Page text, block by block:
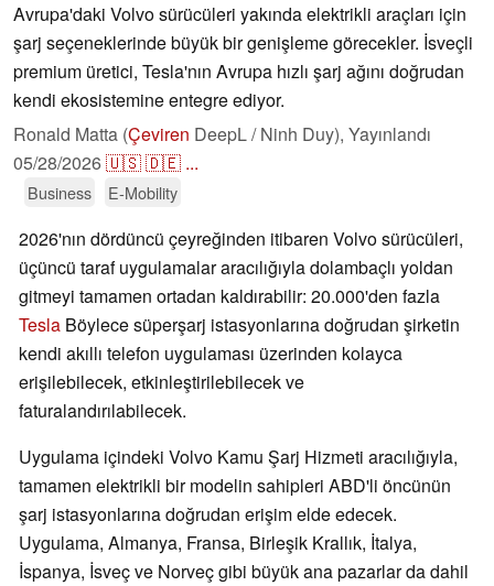
Avrupa'daki Volvo sürücüleri yakında elektrikli araçları için
şarj seçeneklerinde büyük bir genişleme görecekler. İsveçli
premium üretici, Tesla'nın Avrupa hızlı şarj ağını doğrudan
kendi ekosistemine entegre ediyor.
Ronald Matta (Çeviren DeepL / Ninh Duy), Yayınlandı
05/28/2026🇺🇸🇩🇪 ...
Business E-Mobility
2026'nın dördüncü çeyreğinden itibaren Volvo sürücüleri,
üçüncü taraf uygulamalar aracılığıyla dolambaçlı yoldan
gitmeyi tamamen ortadan kaldırabilir: 20.000'den fazla
Tesla Böylece süperşarj istasyonlarına doğrudan şirketin
kendi akıllı telefon uygulaması üzerinden kolayca
erişilebilecek, etkinleştirilebilecek ve
faturalandırılabilecek.
Uygulama içindeki Volvo Kamu Şarj Hizmeti aracılığıyla,
tamamen elektrikli bir modelin sahipleri ABD'li öncünün
şarj istasyonlarına doğrudan erişim elde edecek.
Uygulama, Almanya, Fransa, Birleşik Krallık, İtalya,
İspanya, İsveç ve Norveç gibi büyük ana pazarlar da dahil